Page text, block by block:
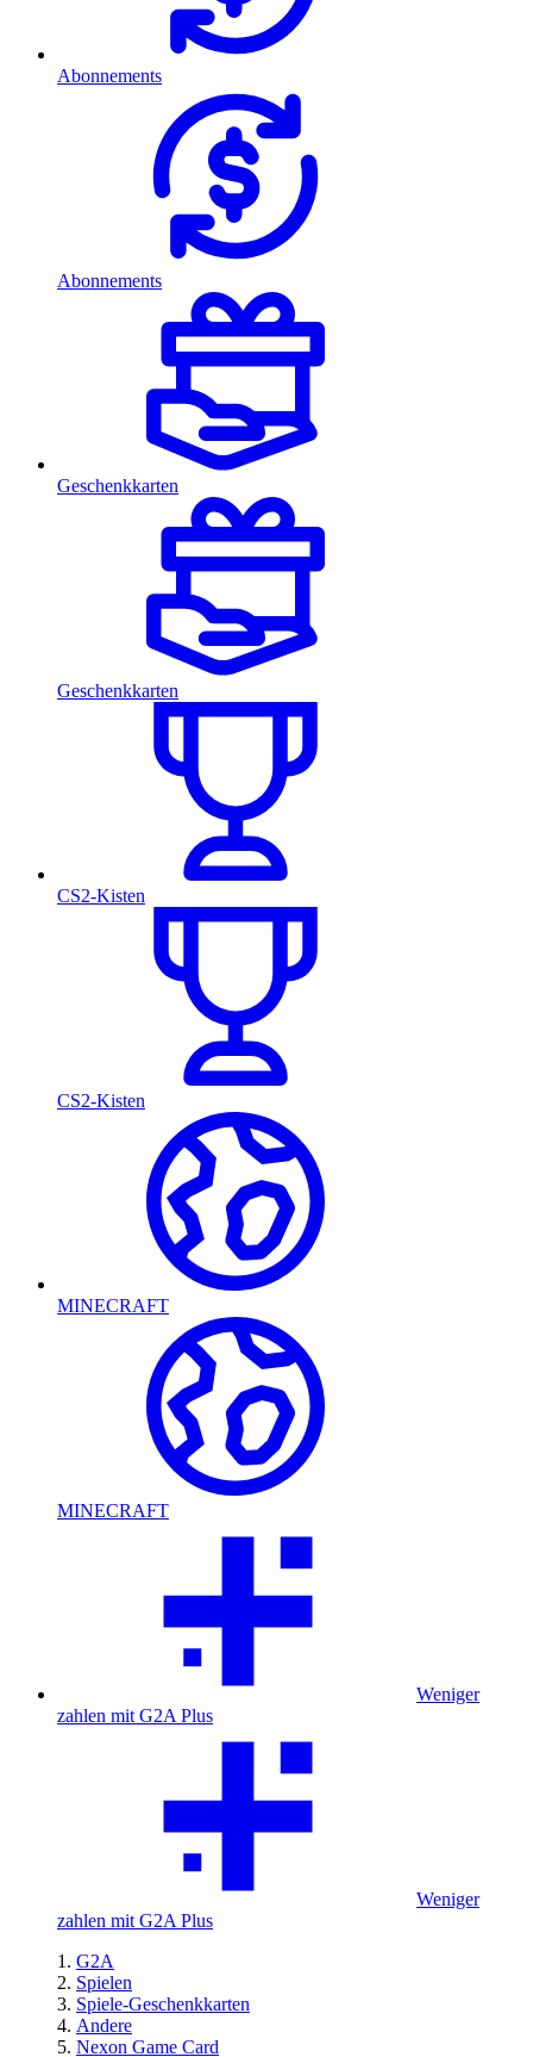
Abonnements
Abonnements
Geschenkkarten
Geschenkkarten
CS2-Kisten
CS2-Kisten
MINECRAFT
MINECRAFT
Weniger
zahlen mit G2A Plus
Weniger
zahlen mit G2A Plus
G2A
Spielen
Spiele-Geschenkkarten
Andere
Nexon Game Card